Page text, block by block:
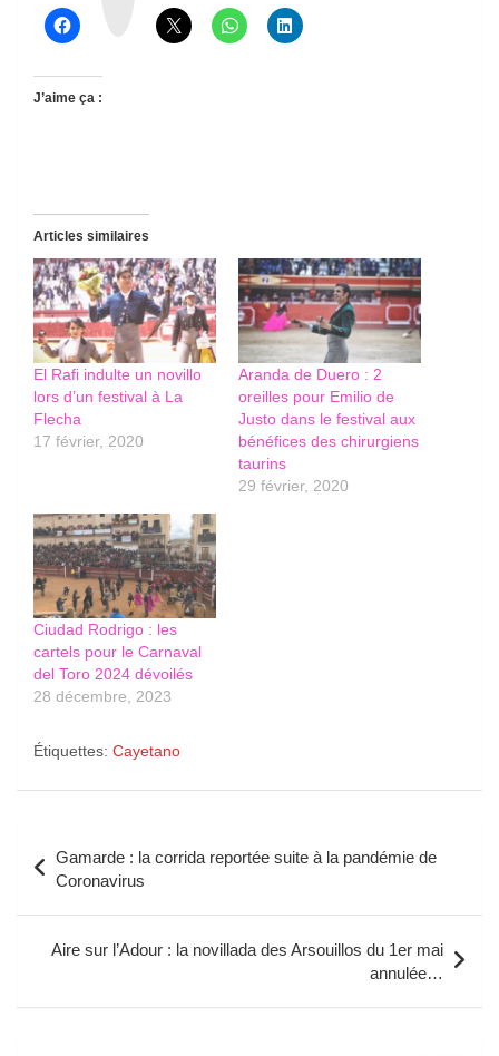
J’aime ça :
Articles similaires
El Rafi indulte un novillo
lors d’un festival à La
Flecha
17 février, 2020
Aranda de Duero : 2
oreilles pour Emilio de
Justo dans le festival aux
bénéfices des chirurgiens
taurins
29 février, 2020
Ciudad Rodrigo : les
cartels pour le Carnaval
del Toro 2024 dévoilés
28 décembre, 2023
Étiquettes: Cayetano
de
l’article
Gamarde : la corrida reportée suite à la pandémie de
Coronavirus
Aire sur l’Adour : la novillada des Arsouillos du 1er mai
annulée…